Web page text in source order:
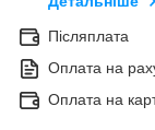
Післяплата
Оплата на
Оплата на